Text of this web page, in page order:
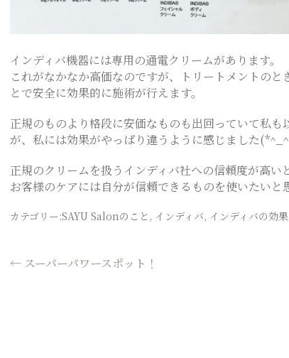
インディバ機器には専用の通電クリームがあります。
これがなかなか高価なのですが、トリートメントのと
とで安全に効果的に施術が行えます。
正規のものより格段に安価なものも出回っていて私
が、私には効果がやっぱり違うように感じました
正規のクリームを扱うインディバ社への信頼度が高い
お客様のケアには自分が信頼できるものを使いたいと
カテゴリー:SAYU Salonのこと , インディバ, インディバの効果
投
← スーパーパワースポット！